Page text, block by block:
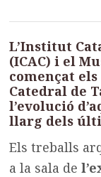
L’Institut
(ICAC) i el
començat
Catedral de
l’evolució
llarg dels
Els treballs
a la sala de